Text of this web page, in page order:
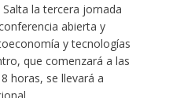
la tercera jornada
abierta y
y tecnologías
que comenzará a las
horas, se llevará a